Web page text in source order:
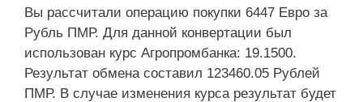
Вы рассчитали операцию покупки 6447 Евро за
Рубль ПМР. Для данной конвертации был
использован курс Агропромбанка: 19.1500.
Результат обмена составил 123460.05 Рублей
ПМР. В случае изменения курса результат будет